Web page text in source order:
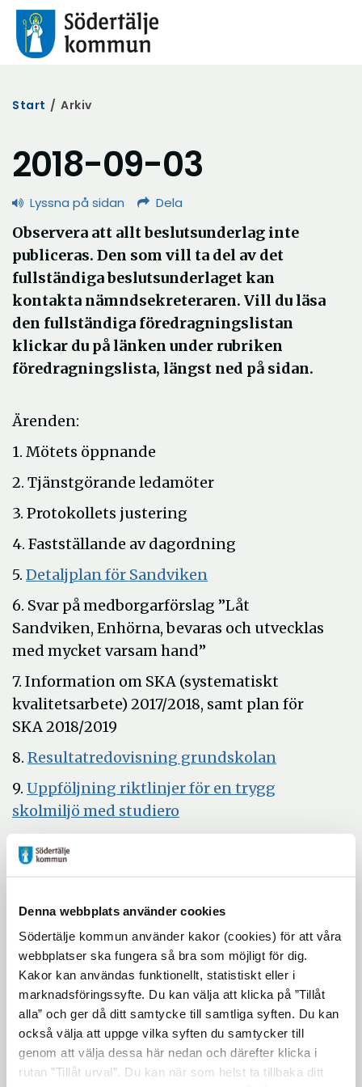
Denna webbplats använder cookies
Södertälje kommun använder kakor (cookies) för att våra
webbplatser ska fungera så bra som möjligt för dig.
Kakor kan användas funktionellt, statistiskt eller i
marknadsföringssyfte. Du kan välja att klicka på ”Tillåt
alla” och ger då ditt samtycke till samtliga syften. Du kan
också välja att uppge vilka syften du samtycker till
genom att välja dessa här nedan och därefter klicka i
rutan ”Tillåt urval”. Du kan när som helst ta tillbaka ditt
Start / Arkiv
2018-09-03
Lyssna på sidan Dela
Observera att allt beslutsunderlag inte
publiceras. Den som vill ta del av det
fullständiga beslutsunderlaget kan
kontakta nämndsekreteraren. Vill du läsa
den fullständiga föredragningslistan
klickar du på länken under rubriken
föredragningslista, längst ned på sidan.
Ärenden:
1. Mötets öppnande
2. Tjänstgörande ledamöter
3. Protokollets justering
4. Fastställande av dagordning
5. Detaljplan för Sandviken
nytt
6. Svar på medborgarförslag ”Låt
Sandviken, Enhörna, bevaras och utvecklas
med mycket varsam hand”
7. Information om SKA (systematiskt
kvalitetsarbete) 2017/2018, samt plan för
SKA 2018/2019
8. Resultatredovisning grundskolan
9. Uppföljning riktlinjer för en trygg
skolmiljö med studiero
i
fönster
10.
2018Öppna
nytt
fönster
förskoleverksamhet och skolbarnomsorg
2019Öppna
i
nytt
fönster
12.Yttrande över förvaltningens underlag
till Mål och budget 2019-2021Öppna
i
nytt
fönster
13. Ärendebalanslista
14. Anmälningsärenden och meddelanden